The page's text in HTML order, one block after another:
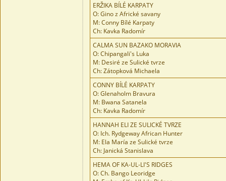
ERŽIKA BÍLÉ KARPATY
O: Gino z Africké savany
M: Conny Bílé Karpaty
Ch: Kavka Radomír
CALMA SUN BAZAKO MORAVIA
O: Chipangali's Luka
M: Desiré ze Sulické tvrze
Ch: Zátopková Michaela
CONNY BÍLÉ KARPATY
O: Glenaholm Bravura
M: Bwana Satanela
Ch: Kavka Radomír
HANNAH ELI ZE SULICKÉ TVRZE
O: Ich. Rydgeway African Hunter
M: Ela María ze Sulické tvrze
Ch: Janická Stanislava
HEMA OF KA-UL-LI'S RIDGES
O: Ch. Bango Leoridge